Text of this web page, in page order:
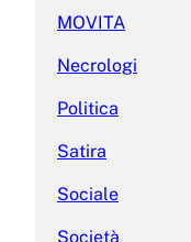
MOVITA
Necrologi
Politica
Satira
Sociale
Società